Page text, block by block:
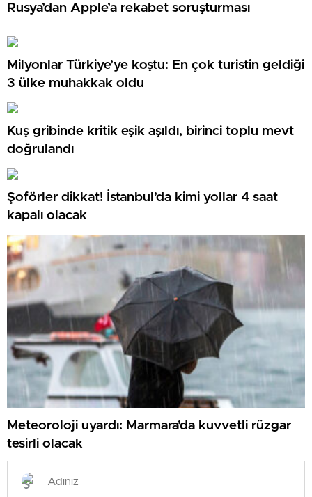
Rusya’dan Apple’a rekabet soruşturması
Milyonlar Türkiye’ye koştu: En çok turistin geldiği
3 ülke muhakkak oldu
Kuş gribinde kritik eşik aşıldı, birinci toplu mevt
doğrulandı
Şoförler dikkat! İstanbul’da kimi yollar 4 saat
kapalı olacak
Meteoroloji uyardı: Marmara’da kuvvetli rüzgar
tesirli olacak